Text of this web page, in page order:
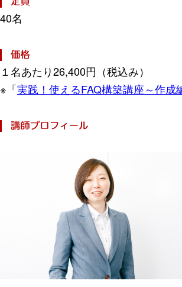
40名
１名あたり26,400円（税込み）
※「実践！使えるFAQ構築講座～作成